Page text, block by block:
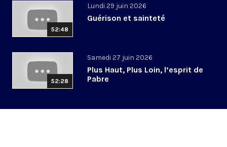
52:48
Lundi 29 juin 2026
Guérison et sainteté
52:28
Samedi 27 juin 2026
Plus Haut, Plus Loin, l’esprit de
Pabre